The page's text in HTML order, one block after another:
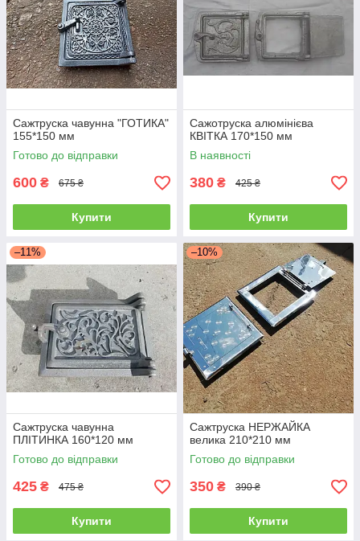
Сажтруска чавунна "ГОТИКА"
155*150 мм
Готово до відправки
600 ₴ 675 ₴
Купити
Сажотруска алюмінієва
КВІТКА 170*150 мм
В наявності
380 ₴ 425 ₴
Купити
–11%
Сажтруска чавунна
ПЛІТИНКА 160*120 мм
Готово до відправки
425 ₴ 475 ₴
Купити
–10%
Сажтруска НЕРЖАЙКА
велика 210*210 мм
Готово до відправки
350 ₴ 390 ₴
Купити